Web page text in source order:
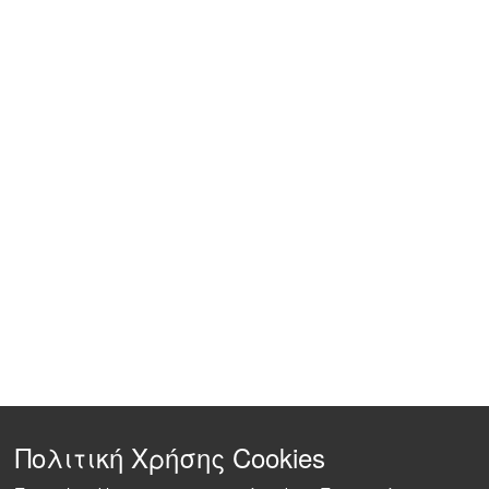
Πολιτική Χρήσης Cookies